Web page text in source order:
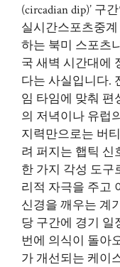
(circadian dip)’ 구
실시간스포츠중
하는 북미 스포츠
국 새벽 시간대에
다는 사실입니다.
임 타임에 맞춰 편
의 저녁이나 유럽
지력만으로는 버
려 퍼지는 햅틱 신
한 가지 각성 도구
리적 자극을 주고
신경을 깨우는 계
당 구간에 경기
번에 의식이 돌아
가 개선되는 케이